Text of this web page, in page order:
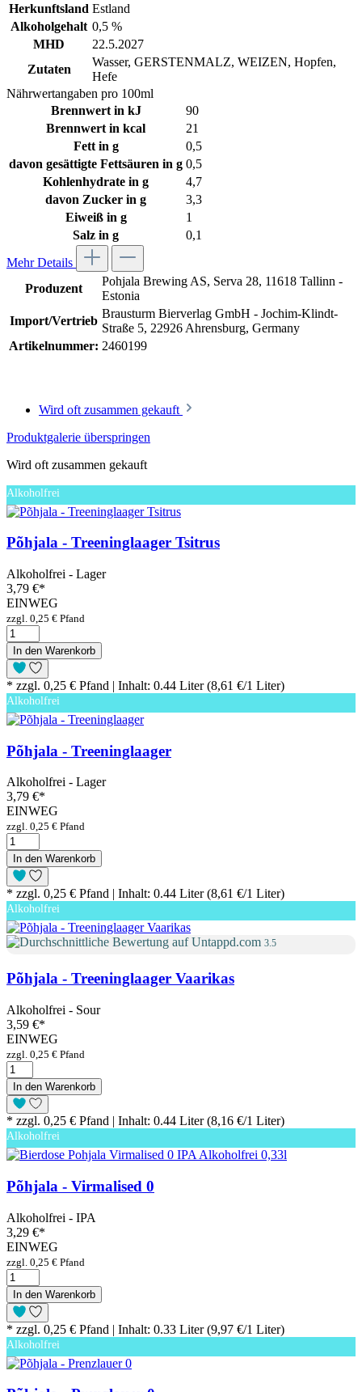
Herkunftsland Estland
Alkoholgehalt 0,5 %
MHD
22.5.2027
Zutaten
Wasser, GERSTENMALZ, WEIZEN, Hopfen,
Hefe
Nährwertangaben pro 100ml
Brennwert in kJ
90
Brennwert in kcal
21
Fett in g
0,5
davon gesättigte Fettsäuren in g 0,5
Kohlenhydrate in g
4,7
davon Zucker in g
3,3
Eiweiß in g
1
Salz in g
0,1
Mehr Details
Produzent
Pohjala Brewing AS, Serva 28, 11618 Tallinn -
Estonia
Import/Vertrieb
Brausturm Bierverlag GmbH - Jochim-Klindt-
Straße 5, 22926 Ahrensburg, Germany
Artikelnummer: 2460199
Wird oft zusammen gekauft
Produktgalerie überspringen
Wird oft zusammen gekauft
Alkoholfrei
Põhjala - Treeninglaager Tsitrus
Alkoholfrei - Lager
3,79 €*
EINWEG
zzgl. 0,25 € Pfand
In den Warenkorb
* zzgl. 0,25 € Pfand | Inhalt: 0.44 Liter (8,61 €/1 Liter)
Alkoholfrei
Põhjala - Treeninglaager
Alkoholfrei - Lager
3,79 €*
EINWEG
zzgl. 0,25 € Pfand
In den Warenkorb
* zzgl. 0,25 € Pfand | Inhalt: 0.44 Liter (8,61 €/1 Liter)
Alkoholfrei
3.5
Põhjala - Treeninglaager Vaarikas
Alkoholfrei - Sour
3,59 €*
EINWEG
zzgl. 0,25 € Pfand
In den Warenkorb
* zzgl. 0,25 € Pfand | Inhalt: 0.44 Liter (8,16 €/1 Liter)
Alkoholfrei
Põhjala - Virmalised 0
Alkoholfrei - IPA
3,29 €*
EINWEG
zzgl. 0,25 € Pfand
In den Warenkorb
* zzgl. 0,25 € Pfand | Inhalt: 0.33 Liter (9,97 €/1 Liter)
Alkoholfrei